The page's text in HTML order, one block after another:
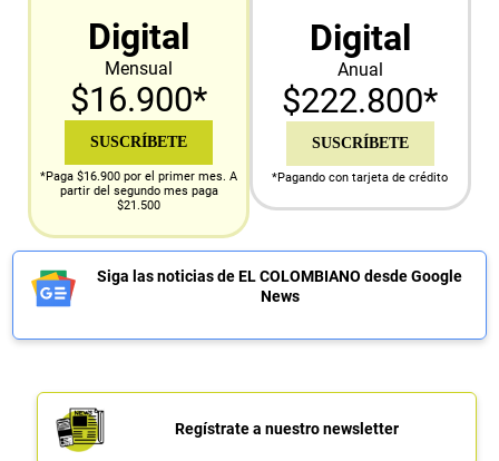
Digital
Mensual
$16.900*
SUSCRÍBETE
*Paga $16.900 por el primer mes. A
partir del segundo mes paga
$21.500
Digital
Anual
$222.800*
SUSCRÍBETE
*Pagando con tarjeta de crédito
Siga las noticias de EL COLOMBIANO desde Google
News
Regístrate a nuestro newsletter